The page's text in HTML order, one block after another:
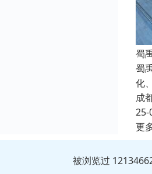
蜀
蜀
化
成
25-
更
被浏览过